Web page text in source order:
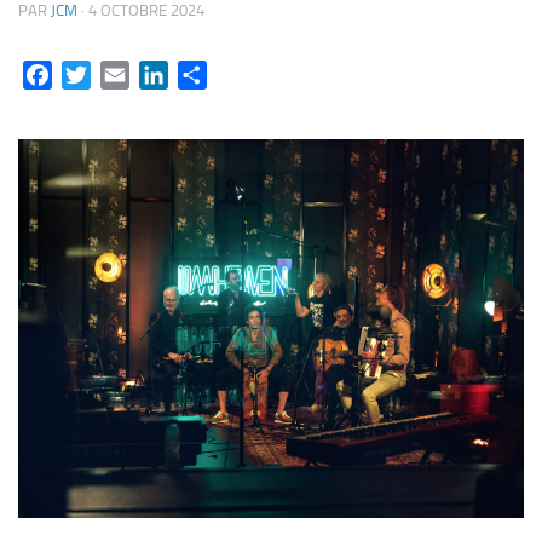
PAR JCM · 4 OCTOBRE 2024
FacebookTwitterEmail LinkedIn